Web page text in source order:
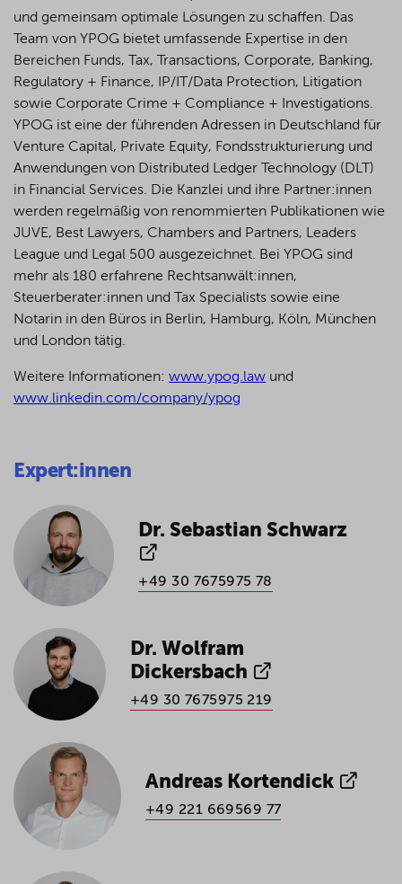
und gemeinsam optimale Lösungen zu schaffen. Das
Team von YPOG bietet umfassende Expertise in den
Bereichen Funds, Tax, Transactions, Corporate, Banking,
Regulatory + Finance, IP/IT/Data Protection, Litigation
sowie Corporate Crime + Compliance + Investigations.
YPOG ist eine der führenden Adressen in Deutschland für
Venture Capital, Private Equity, Fondsstrukturierung und
Anwendungen von Distributed Ledger Technology (DLT)
in Financial Services. Die Kanzlei und ihre Partner:innen
werden regelmäßig von renommierten Publikationen wie
JUVE, Best Lawyers, Chambers and Partners, Leaders
League und Legal 500 ausgezeichnet. Bei YPOG sind
mehr als 180 erfahrene Rechtsanwält:innen,
Steuerberater:innen und Tax Specialists sowie eine
Notarin in den Büros in Berlin, Hamburg, Köln, München
und London tätig.
Weitere Informationen: www.ypog.law und
www.linkedin.com/company/ypog
Expert:innen
Dr. Sebastian Schwarz
+49 30 7675975 78
Dr. Wolfram
Dickersbach
+49 30 7675975 219
Andreas Kortendick
+49 221 669569 77